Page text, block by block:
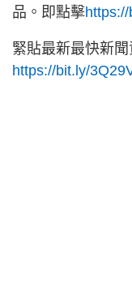
品。即點擊
緊貼最新最快新
https://bit.ly/